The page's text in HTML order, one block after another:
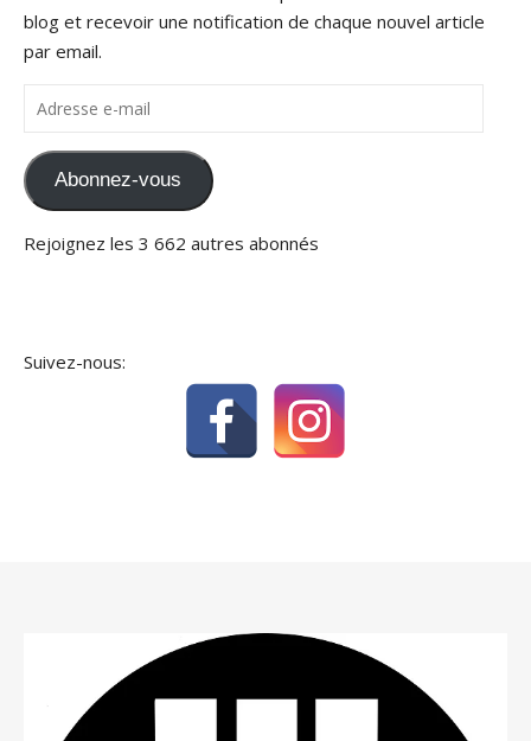
blog et recevoir une notification de chaque nouvel article
par email.
Adresse e-mail
Abonnez-vous
Rejoignez les 3 662 autres abonnés
Suivez-nous: